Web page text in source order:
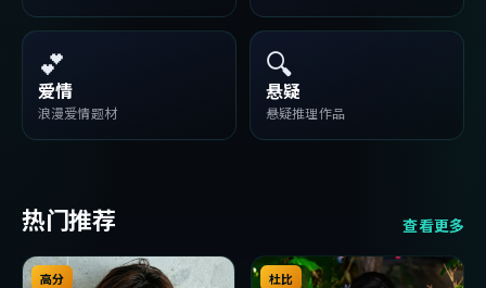
💕
爱情
浪漫爱情题材
🔍
悬疑
悬疑推理作品
热门推荐 查看更多
高分 杜比